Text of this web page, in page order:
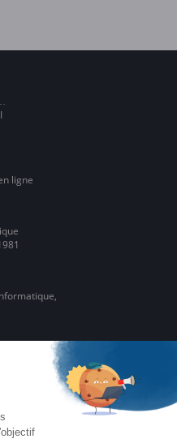
ligne
en ligne,